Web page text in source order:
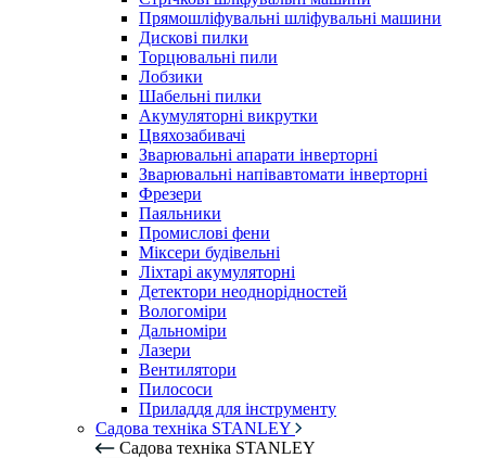
Прямошліфувальні шліфувальні машини
Дискові пилки
Торцювальні пили
Лобзики
Шабельні пилки
Акумуляторні викрутки
Цвяхозабивачі
Зварювальні апарати інверторні
Зварювальні напівавтомати інверторні
Фрезери
Паяльники
Промислові фени
Міксери будівельні
Ліхтарі акумуляторні
Детектори неоднорідностей
Вологоміри
Дальноміри
Лазери
Вентилятори
Пилососи
Приладдя для інструменту
Садова техніка STANLEY
Садова техніка STANLEY